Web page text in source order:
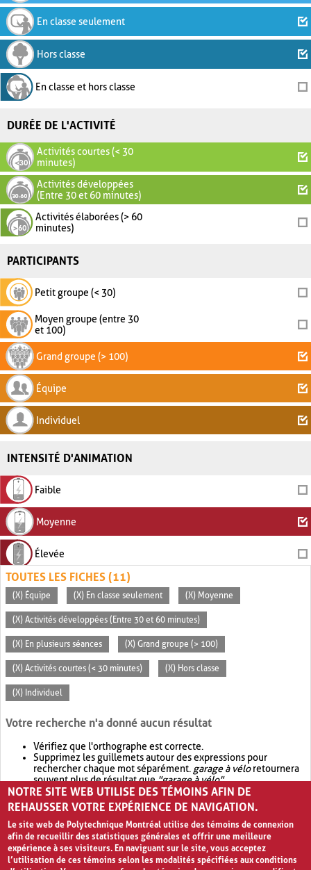
En classe seulement
Hors classe
En classe et hors classe
DURÉE DE L'ACTIVITÉ
Activités courtes (< 30
minutes)
Activités développées
(Entre 30 et 60 minutes)
Activités élaborées (> 60
minutes)
PARTICIPANTS
Petit groupe (< 30)
Moyen groupe (entre 30
et 100)
Grand groupe (> 100)
Équipe
Individuel
INTENSITÉ D'ANIMATION
Faible
Moyenne
Élevée
TOUTES LES FICHES (11)
(X) Équipe (X) En classe seulement (X) Moyenne
(X) Activités développées (Entre 30 et 60 minutes)
(X) En plusieurs séances (X) Grand groupe (> 100)
(X) Activités courtes (< 30 minutes) (X) Hors classe
(X) Individuel
Votre recherche n'a donné aucun résultat
Vérifiez que l'orthographe est correcte.
Supprimez les guillemets autour des expressions pour
rechercher chaque mot séparément. garage à véloretournera
souvent plus de résultat que"garage à vélo".
Envisagez d'élargir votre recherche avec OR.garage OR vélo
retournera souvent plus de résultat quegarage à vélo
NOTRE SITE WEB UTILISE DES TÉMOINS AFIN DE
REHAUSSER VOTRE EXPÉRIENCE DE NAVIGATION.
Le site web de Polytechnique Montréal utilise des témoins de connexion
afin de recueillir des statistiques générales et offrir une meilleure
expérience à ses visiteurs. En naviguant sur le site, vous acceptez
l’utilisation de ces témoins selon les modalités spécifiées aux conditions